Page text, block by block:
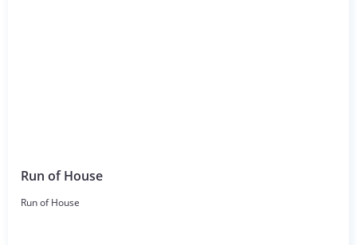
Run of House
Run of House